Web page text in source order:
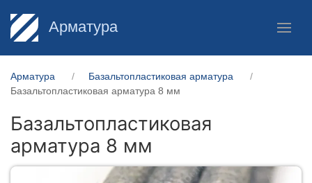
Арматура
Арматура
Базальтопластиковая арматура
Базальтопластиковая арматура 8 мм
Базальтопластиковая
арматура 8 мм